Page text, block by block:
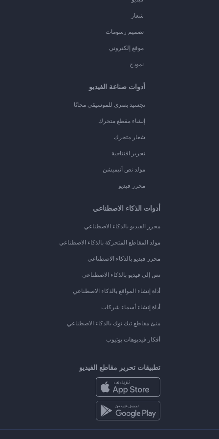
شعار
تصميم رسومات
موقع إلكتروني
نموذج
أدوات صناعة الفيديو
تجسيد بصري للموسيقى مجانًا
إنشاء مقطع متحرك
شعار متحرك
تحرير افتتاحية
مولد نص أنيميشن
محرر فيديو
أدوات الذكاء الاصطناعي
محرر الفيديو بالذكاء الاصطناعي
مولد المقاطع المتحركة بالذكاء الاصطناعي
محرر فيديو بالذكاء الاصطناعي
نص إلى فيديو بالذكاء الاصطناعي
أداة إنشاء المواقع بالذكاء الاصطناعي
أداة إنشاء أسماء شركات
منئ مقاطع تيك توك بالذكاء الاصطناعي
أفكار فيديوهات يوتيوب
تطبيقات تحرير مقاطع الفيديو